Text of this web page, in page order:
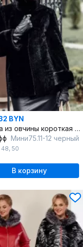
BYN
Куртка из овчины короткая с воротником из норки и карманами
Мини75.11-12 черный
48, 50
В корзину